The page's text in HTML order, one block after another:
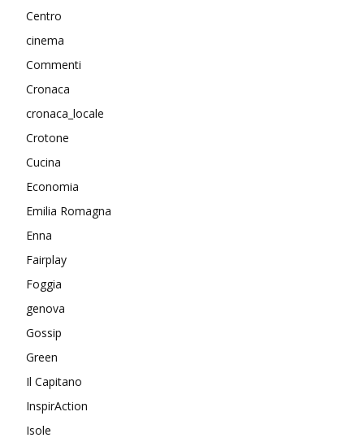
Centro
cinema
Commenti
Cronaca
cronaca_locale
Crotone
Cucina
Economia
Emilia Romagna
Enna
Fairplay
Foggia
genova
Gossip
Green
Il Capitano
InspirAction
Isole